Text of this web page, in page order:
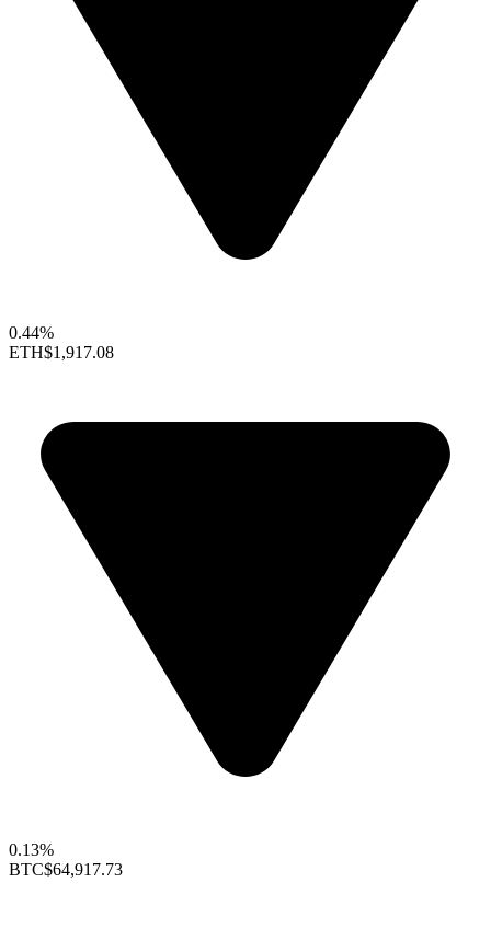
0.44%
ETH$1,917.08
0.13%
BTC$64,917.73